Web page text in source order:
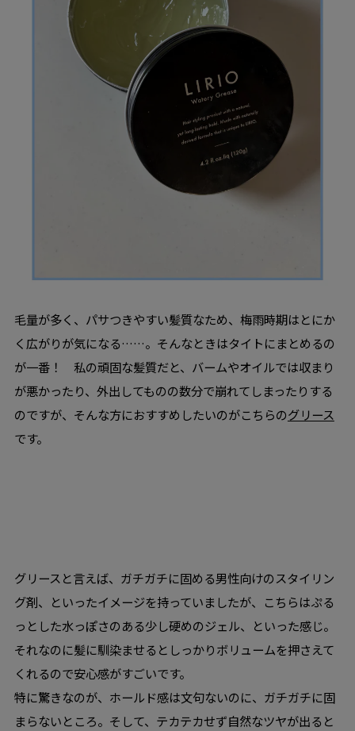
毛量が多く、パサつきやすい髪質なため、梅雨時期はとにか
く広がりが気になる……。そんなときはタイトにまとめるの
が一番！ 私の頑固な髪質だと、バームやオイルでは収まり
が悪かったり、外出してものの数分で崩れてしまったりする
のですが、そんな方におすすめしたいのがこちらのグリース
です。
グリースと言えば、ガチガチに固める男性向けのスタイリン
グ剤、といったイメージを持っていましたが、こちらはぷる
っとした水っぽさのある少し硬めのジェル、といった感じ。
それなのに髪に馴染ませるとしっかりボリュームを押さえて
くれるので安心感がすごいです。
特に驚きなのが、ホールド感は文句ないのに、ガチガチに固
まらないところ。そして、テカテカせず自然なツヤが出ると